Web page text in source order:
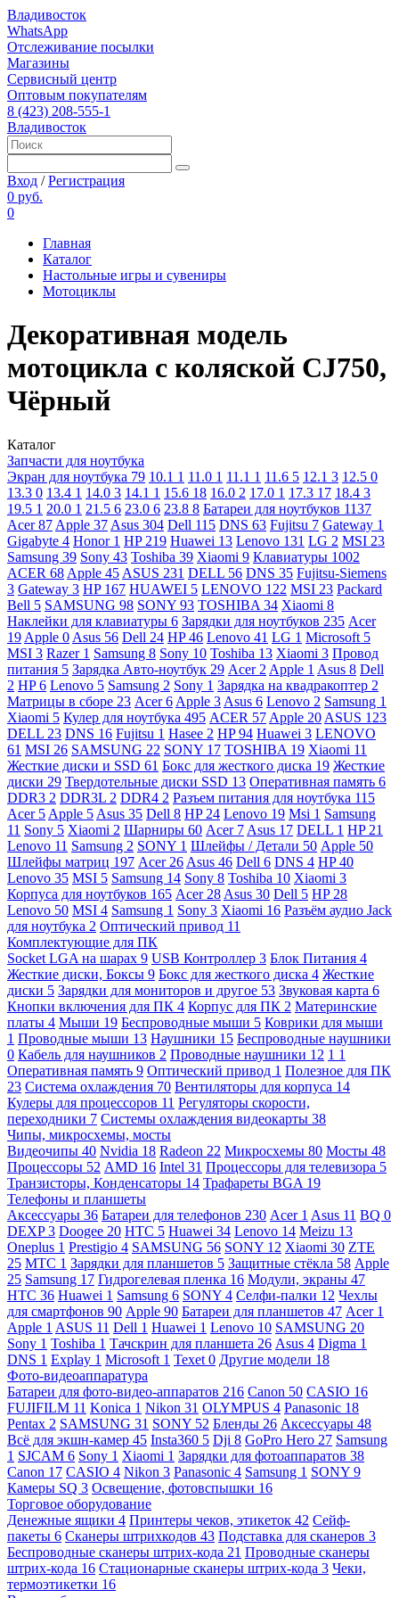
Владивосток
WhatsApp
Отслеживание посылки
Магазины
Сервисный центр
Оптовым покупателям
8 (423) 208-555-1
Владивосток
Вход /Регистрация
0 руб.
0
Главная
Каталог
Настольные игры и сувениры
Мотоциклы
Декоративная модель
мотоцикла с коляской CJ750,
Чёрный
Каталог
Запчасти для ноутбука
Экран для ноутбука 79 10.1 1 11.0 1 11.1 1 11.6 5 12.1 3 12.5 0
13.3 0 13.4 1 14.0 3 14.1 1 15.6 18 16.0 2 17.0 1 17.3 17 18.4 3
19.5 1 20.0 1 21.5 6 23.0 6 23.8 8 Батареи для ноутбуков 1137
Acer87 Apple 37 Asus 304 Dell 115 DNS 63 Fujitsu 7 Gateway 1
Gigabyte 4 Honor 1 HP 219 Huawei 13 Lenovo 131 LG 2 MSI 23
Samsung 39 Sony 43 Toshiba 39 Xiaomi 9 Клавиатуры 1002
ACER 68 Apple 45 ASUS 231 DELL 56 DNS 35 Fujitsu-Siemens
3 Gateway 3 HP 167 HUAWEI 5 LENOVO 122 MSI 23 Packard
Bell 5 SAMSUNG 98 SONY 93 TOSHIBA 34 Xiaomi 8
Наклейки для клавиатуры 6 Зарядки для ноутбуков 235 Acer
19 Apple 0 Asus 56 Dell 24 HP46 Lenovo 41 LG 1 Microsoft 5
MSI 3 Razer 1 Samsung 8 Sony 10 Toshiba 13 Xiaomi 3 Провод
питания 5 Зарядка Авто-ноутбук 29 Acer 2 Apple 1 Asus 8 Dell
2 HP6 Lenovo 5 Samsung 2 Sony 1 Зарядка на квадракоптер 2
Матрицы в сборе 23 Acer6 Apple 3 Asus 6 Lenovo 2 Samsung 1
Xiaomi 5 Кулер для ноутбука 495 ACER 57 Apple 20 ASUS 123
DELL 23 DNS 16 Fujitsu 1 Hasee 2 HP94 Huawei 3 LENOVO
61 MSI 26 SAMSUNG 22 SONY 17 TOSHIBA 19 Xiaomi 11
Жесткие диски и SSD 61 Бокс для жесткого диска 19 Жесткие
диски 29 Твердотельные диски SSD 13 Оперативная память 6
DDR3 2 DDR3L 2 DDR4 2 Разъем питания для ноутбука 115
Acer 5 Apple 5 Asus 35 Dell 8 HP 24 Lenovo 19 Msi 1 Samsung
11 Sony 5 Xiaomi 2 Шарниры 60 Acer 7 Asus 17 DELL 1 HP 21
Lenovo 11 Samsung 2 SONY 1 Шлейфы / Детали 50 Apple 50
Шлейфы матриц 197 Acer 26 Asus 46 Dell 6 DNS 4 HP40
Lenovo 35 MSI 5 Samsung 14 Sony 8 Toshiba 10 Xiaomi 3
Корпуса для ноутбуков 165 Acer 28 Asus 30 Dell 5 HP 28
Lenovo 50 MSI 4 Samsung 1 Sony 3 Xiaomi 16 Разъём аудио Jack
для ноутбука 2 Оптический привод 11
Комплектующие для ПК
Socket LGA на шарах 9 USB Контроллер 3 Блок Питания 4
Жесткие диски, Боксы 9 Бокс для жесткого диска 4 Жесткие
диски 5 Зарядки для мониторов и другое 53 Звуковая карта 6
Кнопки включения для ПК 4 Корпус для ПК 2 Материнские
платы 4 Мыши 19 Беспроводные мыши 5 Коврики для мыши
1 Проводные мыши 13 Наушники 15 Беспроводные наушники
0 Кабель для наушников 2 Проводные наушники 12 1 1
Оперативная память 9 Оптический привод 1 Полезное для ПК
23 Система охлаждения 70 Вентиляторы для корпуса 14
Кулеры для процессоров 11 Регуляторы скорости,
переходники 7 Системы охлаждения видеокарты 38
Чипы, микросхемы, мосты
Видеочипы 40 Nvidia 18 Radeon 22 Микросхемы 80 Мосты 48
Процессоры 52 AMD 16 Intel 31 Процессоры для телевизора 5
Транзисторы, Конденсаторы 14 Трафареты BGA 19
Телефоны и планшеты
Аксессуары 36 Батареи для телефонов 230 Acer 1 Asus 11 BQ 0
DEXP3 Doogee 20 HTC 5 Huawei 34 Lenovo 14 Meizu 13
Oneplus 1 Prestigio 4 SAMSUNG 56 SONY 12 Xiaomi 30 ZTE
25 МТС 1 Зарядки для планшетов 5 Защитные стёкла 58 Apple
25 Samsung 17 Гидрогелевая пленка 16 Модули, экраны 47
HTC 36 Huawei 1 Samsung 6 SONY 4 Селфи-палки 12 Чехлы
для смартфонов 90 Apple 90 Батареи для планшетов 47 Acer 1
Apple 1 ASUS 11 Dell 1 Huawei 1 Lenovo 10 SAMSUNG 20
Sony 1 Toshiba 1 Тачскрин для планшета 26 Asus 4 Digma 1
DNS 1 Explay 1 Microsoft 1 Texet 0 Другие модели 18
Фото-видеоаппаратура
Батареи для фото-видео-аппаратов 216 Canon 50 CASIO 16
FUJIFILM 11 Konica 1 Nikon 31 OLYMPUS 4 Panasonic 18
Pentax 2 SAMSUNG 31 SONY 52 Бленды 26 Аксессуары 48
Всё для экшн-камер 45 Insta360 5 Dji 8 GoPro Hero 27 Samsung
1 SJCAM 6 Sony 1 Xiaomi 1 Зарядки для фотоаппаратов 38
Canon 17 CASIO 4 Nikon 3 Panasonic 4 Samsung 1 SONY 9
Камеры SQ 3 Освещение, фотовспышки 16
Торговое оборудование
Денежные ящики 4 Принтеры чеков, этикеток 42 Сейф-
пакеты 6 Сканеры штрихкодов 43 Подставка для сканеров 3
Беспроводные сканеры штрих-кода 21 Проводные сканеры
штрих-кода 16 Стационарные сканеры штрих-кода 3 Чеки,
термоэтикетки 16